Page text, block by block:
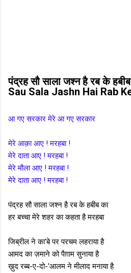
पंद्रह सौ साला जश्न है रब के
Sau Sala Jashn Hai Rab
आ गए सरकार मेरे आ गए सरकार
मेरे आक़ा आए ! मरहबा !
मेरे दाता आए ! मरहबा !
मेरे मौला आए ! मरहबा !
मेरे दाता आए ! मरहबा !
पंद्रह सौ साला जश्न है रब के हबीब का
हर बच्चा मेरे शहर का कहता है मरहबा
जिब्रील ने का'बे पर परचम लहराया है
आमद का ज़माने को पैग़ाम सुनाया है
ख़ुद रब्ब-ए-दो-'आलम ने मीलाद मनाया है